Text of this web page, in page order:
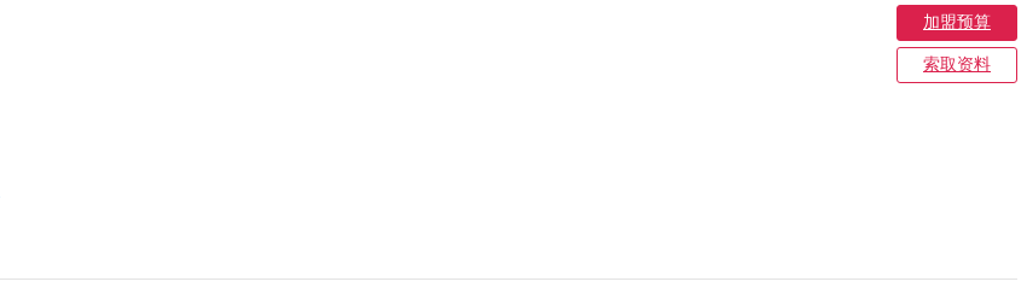
加盟预算
索取资料